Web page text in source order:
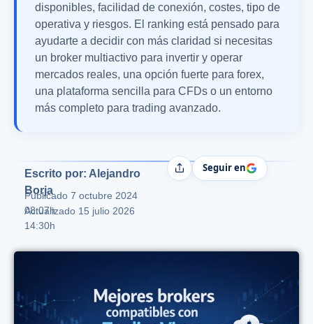
disponibles, facilidad de conexión, costes, tipo de
operativa y riesgos. El ranking está pensado para
ayudarte a decidir con más claridad si necesitas
un broker multiactivo para invertir y operar
mercados reales, una opción fuerte para forex,
una plataforma sencilla para CFDs o un entorno
más completo para trading avanzado.
Escrito por: Alejandro
Borja
Publicado 7 octubre 2024
08:07h
Actualizado 15 julio 2026
14:30h
CompartirSeguir en